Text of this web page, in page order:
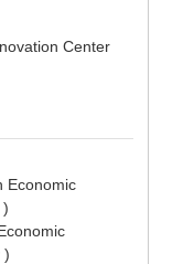
Center
Economic
)
)